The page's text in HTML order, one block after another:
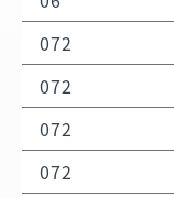
072
072
072
072